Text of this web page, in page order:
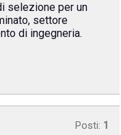
selezione per un
settore
di ingegneria.
Posti: 1